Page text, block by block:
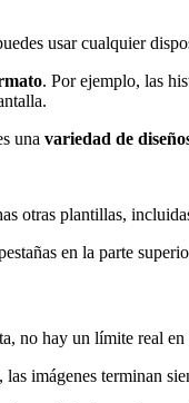
usar cualquier
. Por ejemplo, las
una variedad de
otras plantillas,
en la parte
no hay un límite real
las imágenes terminan